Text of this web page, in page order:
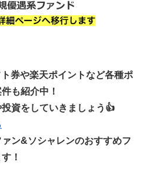
券や楽天ポイントなど各種ポ
も紹介中！
資をしていきましょう👍
ン&ソシャレンのおすすめフ
！